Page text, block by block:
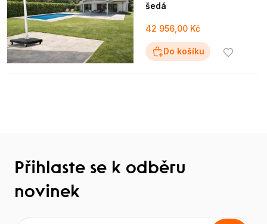
šedá
42 956,00 Kč
Do košíku
Přihlaste se k odběru
novinek